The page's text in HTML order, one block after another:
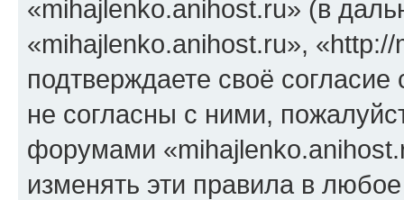
«mihajlenko.anihost.ru» (в
«mihajlenko.anihost.ru»,
подтверждаете своё
не согласны с ними,
форумами
изменять эти правила в